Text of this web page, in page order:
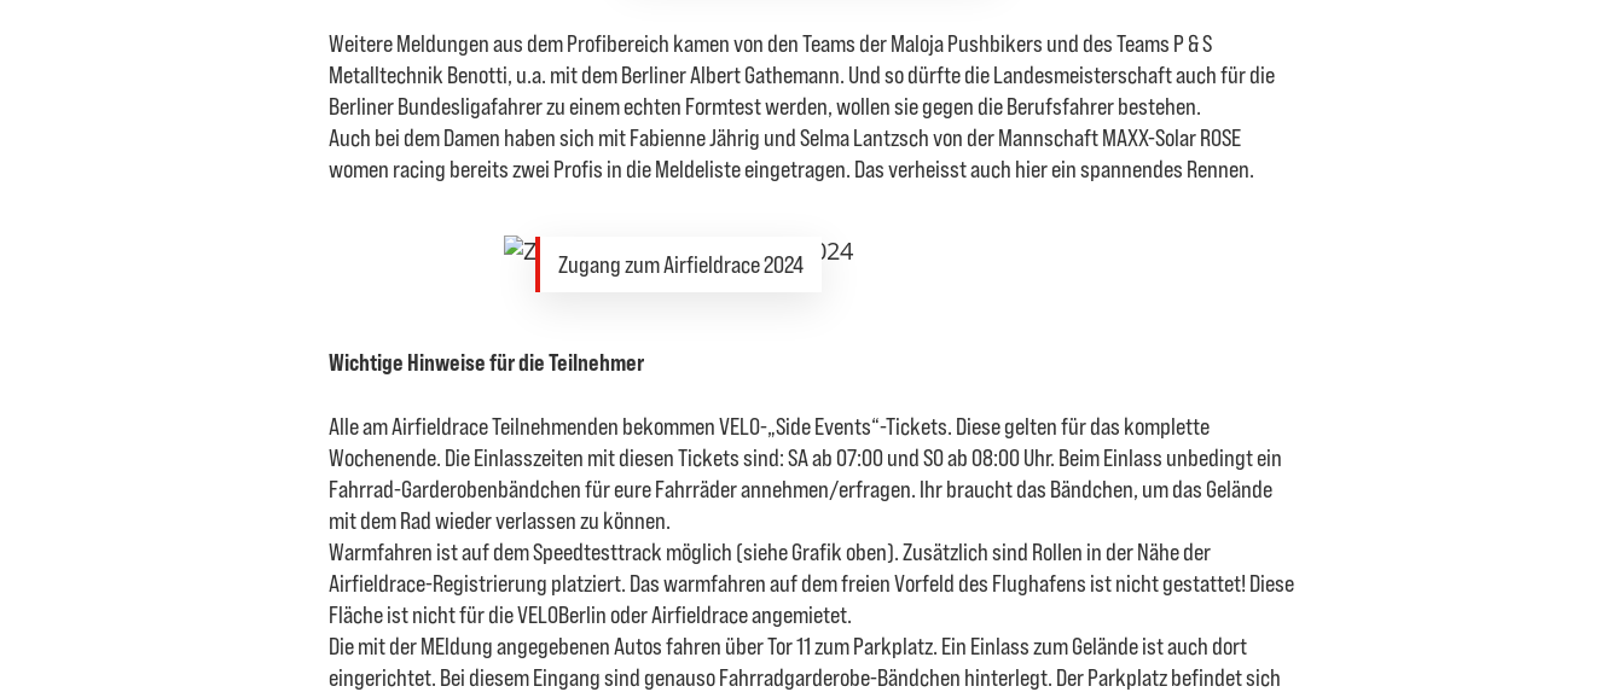
Weitere Meldungen aus dem Profibereich kamen von den Teams der Maloja Pushbikers und des Teams P & S
Metalltechnik Benotti, u.a. mit dem Berliner Albert Gathemann. Und so dürfte die Landesmeisterschaft auch für die
Berliner Bundesligafahrer zu einem echten Formtest werden, wollen sie gegen die Berufsfahrer bestehen.
Auch bei dem Damen haben sich mit Fabienne Jährig und Selma Lantzsch von der Mannschaft MAXX-Solar ROSE
women racing bereits zwei Profis in die Meldeliste eingetragen. Das verheisst auch hier ein spannendes Rennen.
Zugang zum Airfieldrace 2024
Wichtige Hinweise für die Teilnehmer
Alle am Airfieldrace Teilnehmenden bekommen VELO-„Side Events“-Tickets. Diese gelten für das komplette
Wochenende. Die Einlasszeiten mit diesen Tickets sind: SA ab 07:00 und SO ab 08:00 Uhr. Beim Einlass unbedingt ein
Fahrrad-Garderobenbändchen für eure Fahrräder annehmen/erfragen. Ihr braucht das Bändchen, um das Gelände
mit dem Rad wieder verlassen zu können.
Warmfahren ist auf dem Speedtesttrack möglich (siehe Grafik oben). Zusätzlich sind Rollen in der Nähe der
Airfieldrace-Registrierung platziert. Das warmfahren auf dem freien Vorfeld des Flughafens ist nicht gestattet! Diese
Fläche ist nicht für die VELOBerlin oder Airfieldrace angemietet.
Die mit der MEldung angegebenen Autos fahren über Tor 11 zum Parkplatz. Ein Einlass zum Gelände ist auch dort
eingerichtet. Bei diesem Eingang sind genauso Fahrradgarderobe-Bändchen hinterlegt. Der Parkplatz befindet sich